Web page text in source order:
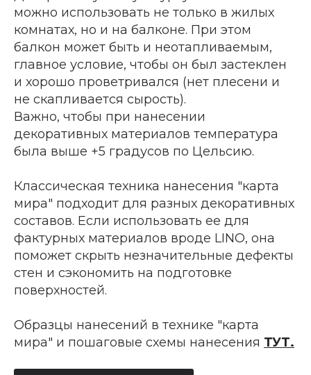
можно использовать не только в жилых
комнатах, но и на балконе. При этом
балкон может быть и неотапливаемым,
главное условие, чтобы он был застеклен
и хорошо проветривался (нет плесени и
не скапливается сырость).
Важно, чтобы при нанесении
декоративных материалов температура
была выше +5 градусов по Цельсию.
Классическая техника нанесения "карта
мира" подходит для разных декоративных
составов. Если использовать ее для
фактурных материалов вроде LINO, она
поможет скрыть незначительные дефекты
стен и сэкономить на подготовке
поверхностей.
Образцы нанесений в технике "карта
мира" и пошаговые схемы нанесения ТУТ.